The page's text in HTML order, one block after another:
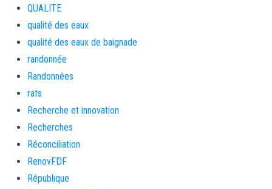
QUALITE
qualité des eaux
qualité des eaux de baignade
randonnée
Randonnées
rats
Recherche et innovation
Recherches
Réconciliation
RenovFDF
République